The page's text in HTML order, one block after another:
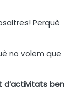
Perquè
no volem que
d’activitats ben